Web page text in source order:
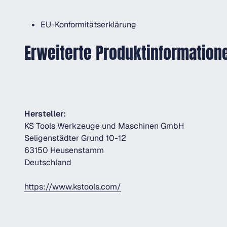
EU-Konformitätserklärung
Erweiterte
Hersteller:
KS Tools Werkzeuge und Maschinen GmbH
Seligenstädter Grund 10-12
63150 Heusenstamm
Deutschland
https://www.kstools.com/